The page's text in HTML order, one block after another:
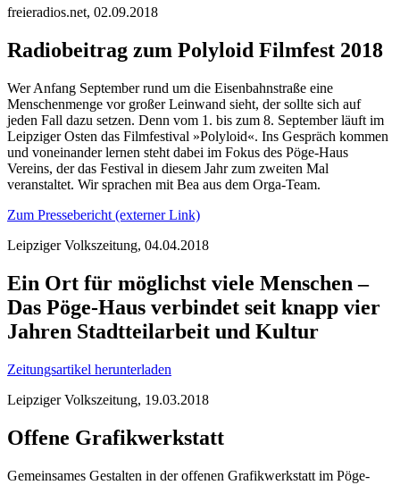
freieradios.net, 02.09.2018
Radiobeitrag zum Polyloid Filmfest 2018
Wer Anfang September rund um die Eisenbahnstraße eine
Menschenmenge vor großer Leinwand sieht, der sollte sich auf
jeden Fall dazu setzen. Denn vom 1. bis zum 8. September läuft im
Leipziger Osten das Filmfestival »Polyloid«. Ins Gespräch kommen
und voneinander lernen steht dabei im Fokus des Pöge-Haus
Vereins, der das Festival in diesem Jahr zum zweiten Mal
veranstaltet. Wir sprachen mit Bea aus dem Orga-Team.
Zum Pressebericht (externer Link)
Leipziger Volkszeitung, 04.04.2018
Ein Ort für möglichst viele Menschen –
Das Pöge-Haus verbindet seit knapp vier
Jahren Stadtteilarbeit und Kultur
Zeitungsartikel herunterladen
Leipziger Volkszeitung, 19.03.2018
Offene Grafikwerkstatt
Gemeinsames Gestalten in der offenen Grafikwerkstatt im Pöge-